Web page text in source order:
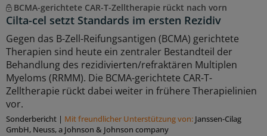
BCMA-gerichtete CAR-T-Zelltherapie rückt nach vorn
Cilta-cel setzt Standards im ersten Rezidiv
Gegen das B-Zell-Reifungsantigen (BCMA) gerichtete
Therapien sind heute ein zentraler Bestandteil der
Behandlung des rezidivierten/refraktären Multiplen
Myeloms (RRMM). Die BCMA-gerichtete CAR-T-
Zelltherapie rückt dabei weiter in frühere Therapielinien
vor.
Sonderbericht | Mit freundlicher Unterstützung von: Janssen-Cilag
GmbH, Neuss, a Johnson & Johnson company